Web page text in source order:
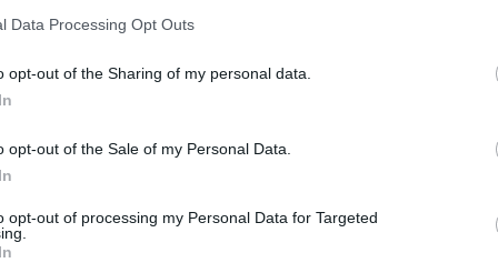
Data Processing Opt Outs
opt-out of the Sharing of my personal data.
opt-out of the Sale of my Personal Data.
opt-out of processing my Personal Data for Targeted
részletes bemutatása az ipari gyártási
technológiáit.
oldalt
oldalt
SEO szolgáltatásai segítenek weboldalának
optimalizálási stratégiák.
oldalt
kárpittisztítási szolgáltatásokat nyújt otthonokba és
oldalt
SEO szolgáltatása technikai optimalizálásra